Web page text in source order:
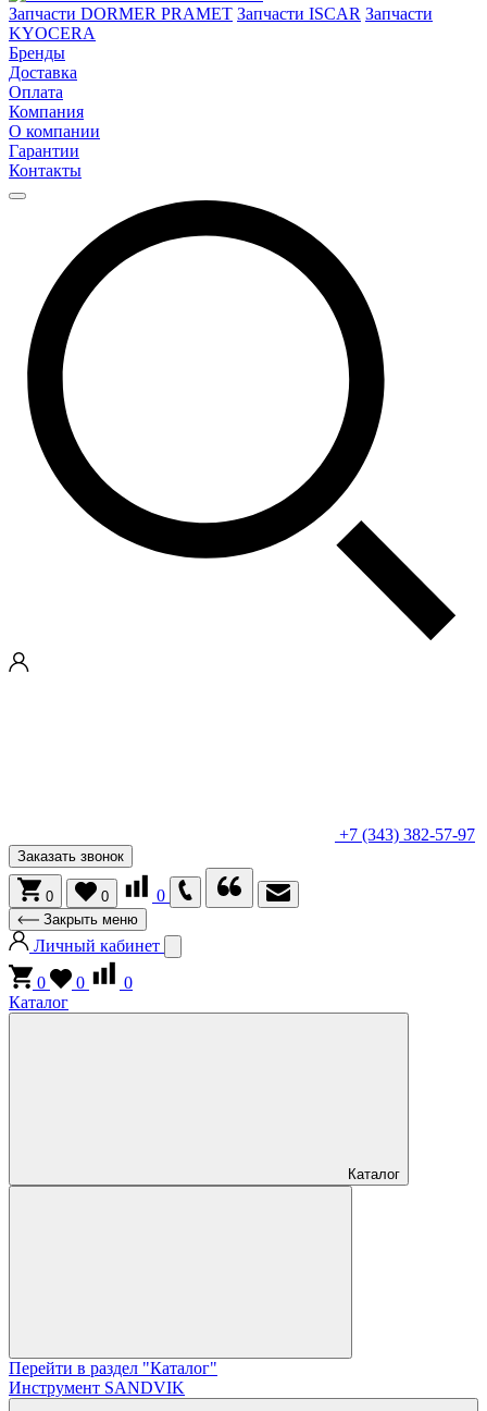
Запчасти DORMER PRAMET Запчасти ISCAR Запчасти
KYOCERA
Бренды
Доставка
Оплата
Компания
О компании
Гарантии
Контакты
+7 (343) 382-57-97
Заказать звонок
0 0 0
Закрыть меню
Личный кабинет
0
0
0
Каталог
Каталог
Перейти в раздел "Каталог"
Инструмент SANDVIK